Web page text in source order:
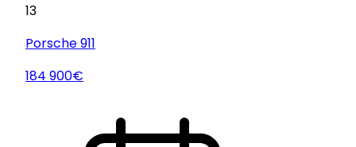
13
Porsche911
184 900€